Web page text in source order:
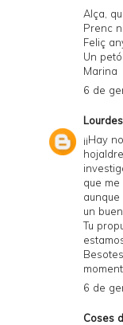
Alça,
Prenc
Feliç
Un
Marina
6 de
Lourdes
¡¡Hay
que me
un
Tu
6 de
Coses